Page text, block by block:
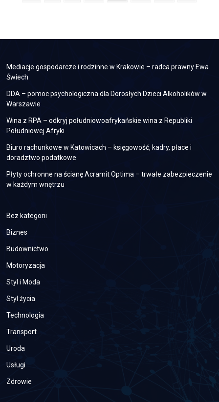
Mediacje gospodarcze i rodzinne w Krakowie – radca prawny Ewa
Świech
DDA – pomoc psychologiczna dla Dorosłych Dzieci Alkoholików w
Warszawie
Wina z RPA – odkryj południowoafrykańskie wina z Republiki
Południowej Afryki
Biuro rachunkowe w Katowicach – księgowość, kadry, płace i
doradztwo podatkowe
Płyty ochronne na ścianę Acramit Optima – trwałe zabezpieczenie
w każdym wnętrzu
Bez kategorii
Biznes
Budownictwo
Motoryzacja
Styl i Moda
Styl życia
Technologia
Transport
Uroda
Usługi
Zdrowie